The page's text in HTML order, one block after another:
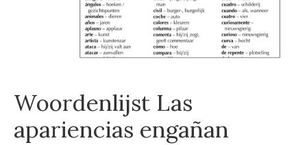
Woordenlijst Las
apariencias engañan